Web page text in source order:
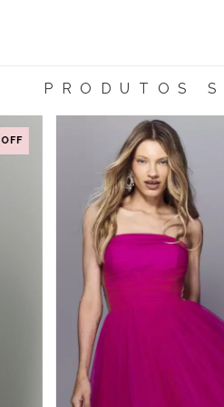
PRODUTOS